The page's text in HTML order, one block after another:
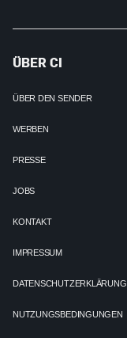
ÜBER CI
ÜBER DEN SENDER
WERBEN
PRESSE
JOBS
KONTAKT
IMPRESSUM
DATENSCHUTZERKLÄRUNG
NUTZUNGSBEDINGUNGEN